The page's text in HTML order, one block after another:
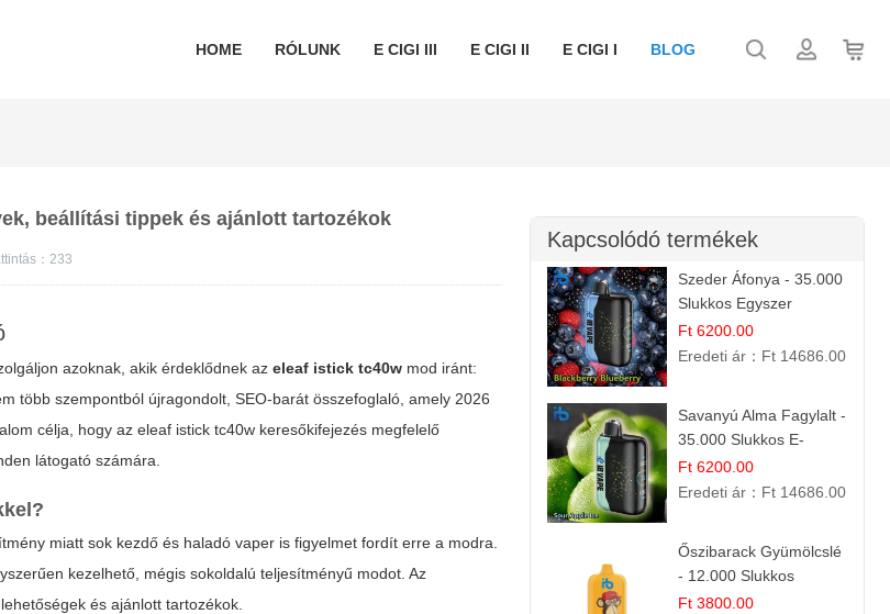
HOME RÓLUNK E CIGI III E CIGI II E CIGI I BLOG
beállítási tippek és ajánlott tartozékok
： 233
azoknak, akik érdeklődnek azeleaf istick tc40w mod iránt:
több szempontból újragondolt, SEO-barát összefoglaló, amely 2026
célja, hogy azeleaf istick tc40w keresőkifejezés megfelelő
látogató számára.
miatt sok kezdő és haladó vaper is figyelmet fordít erre a modra.
kezelhető, mégis sokoldalú teljesítményű modot. Az
és ajánlott tartozékok.
Kapcsolódó termékek
Szeder Áfonya - 35.000
Slukkos Egyszer
Használatos E-cigaretta
| Prémium Ízélmény
Ft 6200.00
Eredeti ár： Ft 14686.00
Savanyú Alma Fagylalt -
35.000 Slukkos E-
cigaretta | IBVape Bar
Ft 6200.00
Eredeti ár： Ft 14686.00
Őszibarack Gyümölcslé
- 12.000 Slukkos
eldobható e-Cigaretta |
Ft 3800.00